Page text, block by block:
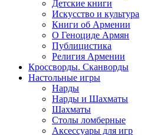
Детские книги
Иcкусство и культура
Книги об Армении
О Геноциде Армян
Публицистика
Религия Армении
Кроссворды. Сканворды
Настольные игры
Нарды
Нарды и Шахматы
Шахматы
Столы ломберные
Аксессуары для игр